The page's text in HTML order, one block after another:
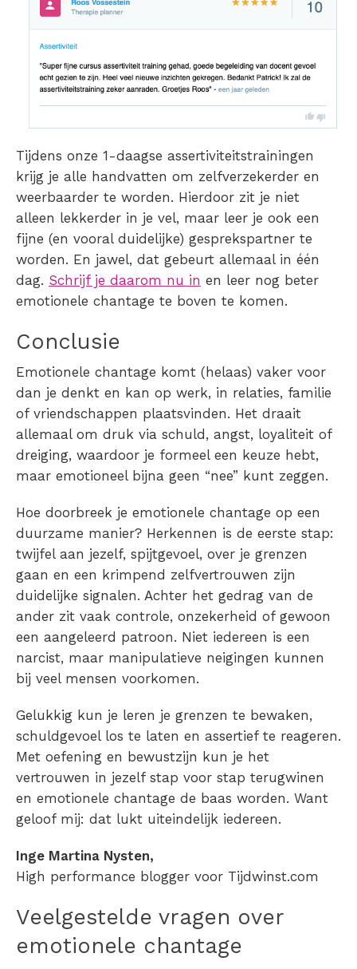
Tijdens onze 1-daagse assertiviteitstrainingen
krijg je alle handvatten om zelfverzekerder en
weerbaarder te worden. Hierdoor zit je niet
alleen lekkerder in je vel, maar leer je ook een
fijne (en vooral duidelijke) gesprekspartner te
worden. En jawel, dat gebeurt allemaal in één
dag. Schrijf je daarom nu in en leer nog beter
emotionele chantage te boven te komen.
Conclusie
Emotionele chantage komt (helaas) vaker voor
dan je denkt en kan op werk, in relaties, familie
of vriendschappen plaatsvinden. Het draait
allemaal om druk via schuld, angst, loyaliteit of
dreiging, waardoor je formeel een keuze hebt,
maar emotioneel bijna geen “nee” kunt zeggen.
Hoe doorbreek je emotionele chantage op een
duurzame manier? Herkennen is de eerste stap:
twijfel aan jezelf, spijtgevoel, over je grenzen
gaan en een krimpend zelfvertrouwen zijn
duidelijke signalen. Achter het gedrag van de
ander zit vaak controle, onzekerheid of gewoon
een aangeleerd patroon. Niet iedereen is een
narcist, maar manipulatieve neigingen kunnen
bij veel mensen voorkomen.
Gelukkig kun je leren je grenzen te bewaken,
schuldgevoel los te laten en assertief te reageren.
Met oefening en bewustzijn kun je het
vertrouwen in jezelf stap voor stap terugwinen
en emotionele chantage de baas worden. Want
geloof mij: dat lukt uiteindelijk iedereen.
Inge Martina Nysten,
High performance blogger voor Tijdwinst.com
Veelgestelde vragen over
emotionele chantage